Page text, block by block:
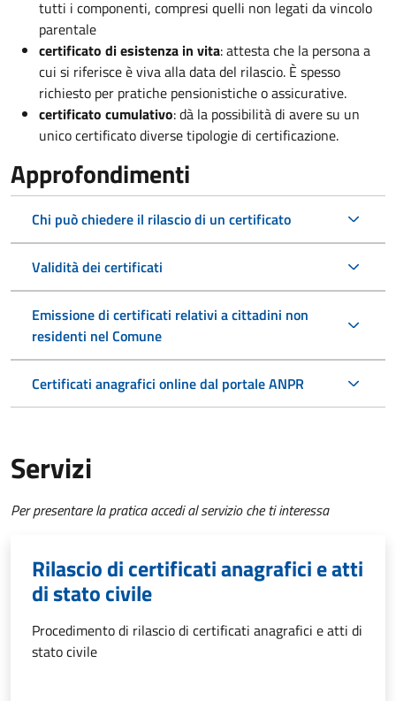
tutti i componenti, compresi quelli non legati da vincolo
parentale
certificato di esistenza in vita: attesta che la persona a
cui si riferisce è viva alla data del rilascio. È spesso
richiesto per pratiche pensionistiche o assicurative.
certificato cumulativo: dà la possibilità di avere su un
unico certificato diverse tipologie di certificazione.
Approfondimenti
Chi può chiedere il rilascio di un certificato
Validità dei certificati
Emissione di certificati relativi a cittadini non
residenti nel Comune
Certificati anagrafici online dal portale ANPR
Servizi
Per presentare la pratica accedi al servizio che ti interessa
Rilascio di certificati anagrafici e atti
di stato civile
Procedimento di rilascio di certificati anagrafici e atti di
stato civile